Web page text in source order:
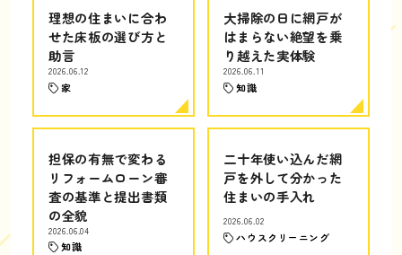
理想の住まいに合わ
せた床板の選び方と
助言
2026.06.12
家
大掃除の日に網戸が
はまらない絶望を乗
り越えた実体験
2026.06.11
知識
担保の有無で変わる
リフォームローン審
査の基準と提出書類
の全貌
2026.06.04
知識
二十年使い込んだ網
戸を外して分かった
住まいの手入れ
2026.06.02
ハウスクリーニング